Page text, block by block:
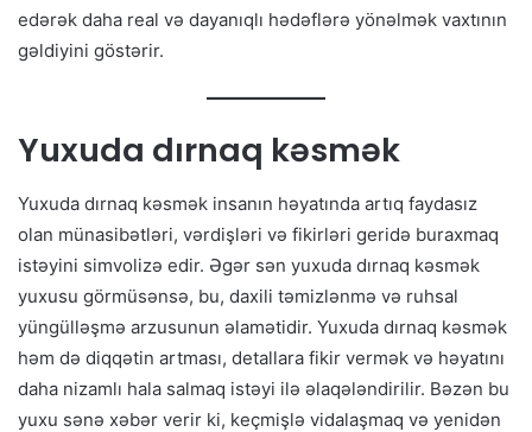
edərək daha real və dayanıqlı hədəflərə yönəlmək vaxtının
gəldiyini göstərir.
Yuxuda dırnaq kəsmək
Yuxuda dırnaq kəsmək insanın həyatında artıq faydasız
olan münasibətləri, vərdişləri və fikirləri geridə buraxmaq
istəyini simvolizə edir. Əgər sən yuxuda dırnaq kəsmək
yuxusu görmüsənsə, bu, daxili təmizlənmə və ruhsal
yüngülləşmə arzusunun əlamətidir. Yuxuda dırnaq kəsmək
həm də diqqətin artması, detallara fikir vermək və həyatını
daha nizamlı hala salmaq istəyi ilə əlaqələndirilir. Bəzən bu
yuxu sənə xəbər verir ki, keçmişlə vidalaşmaq və yenidən